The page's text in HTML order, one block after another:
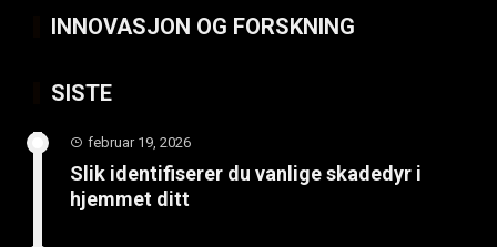
INNOVASJON OG FORSKNING
SISTE
februar 19, 2026
Slik identifiserer du vanlige skadedyr i
hjemmet ditt